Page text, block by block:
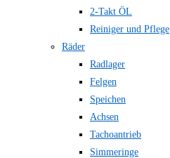
2-Takt ÖL
Reiniger und Pflege
Räder
Radlager
Felgen
Speichen
Achsen
Tachoantrieb
Simmeringe